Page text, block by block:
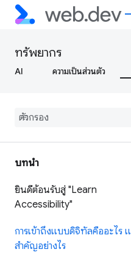
ทรัพยากร
AI ความเป็นส่วนตัว
บทนำ
ยินดีต้อนรับสู่ "Learn
Accessibility"
การเข้าถึงแบบดิจิทัลคืออะไร
สำคัญอย่างไร